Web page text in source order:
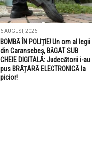
6 AUGUST, 2026
BOMBĂ ÎN POLIȚIE! Un om al legii
din Caransebeș, BĂGAT SUB
CHEIE DIGITALĂ: Judecătorii i-au
pus BRĂȚARĂ ELECTRONICĂ la
picior!